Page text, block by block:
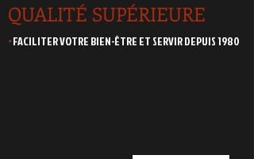
QUALITÉ SUPÉRIEURE
.FACILITER VOTRE BIEN-ÊTRE ET SERVIR DEPUIS 1980